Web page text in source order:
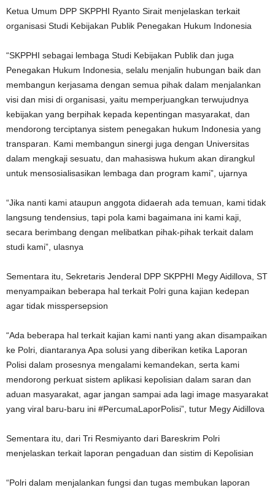
Ketua Umum DPP SKPPHI Ryanto Sirait menjelaskan terkait
organisasi Studi Kebijakan Publik Penegakan Hukum Indonesia
“SKPPHI sebagai lembaga Studi Kebijakan Publik dan juga
Penegakan Hukum Indonesia, selalu menjalin hubungan baik dan
membangun kerjasama dengan semua pihak dalam menjalankan
visi dan misi di organisasi, yaitu memperjuangkan terwujudnya
kebijakan yang berpihak kepada kepentingan masyarakat, dan
mendorong terciptanya sistem penegakan hukum Indonesia yang
transparan. Kami membangun sinergi juga dengan Universitas
dalam mengkaji sesuatu, dan mahasiswa hukum akan dirangkul
untuk mensosialisasikan lembaga dan program kami”, ujarnya
“Jika nanti kami ataupun anggota didaerah ada temuan, kami tidak
langsung tendensius, tapi pola kami bagaimana ini kami kaji,
secara berimbang dengan melibatkan pihak-pihak terkait dalam
studi kami”, ulasnya
Sementara itu, Sekretaris Jenderal DPP SKPPHI Megy Aidillova, ST
menyampaikan beberapa hal terkait Polri guna kajian kedepan
agar tidak misspersepsion
“Ada beberapa hal terkait kajian kami nanti yang akan disampaikan
ke Polri, diantaranya Apa solusi yang diberikan ketika Laporan
Polisi dalam prosesnya mengalami kemandekan, serta kami
mendorong perkuat sistem aplikasi kepolisian dalam saran dan
aduan masyarakat, agar jangan sampai ada lagi image masyarakat
yang viral baru-baru ini #PercumaLaporPolisi”, tutur Megy Aidillova
Sementara itu, dari Tri Resmiyanto dari Bareskrim Polri
menjelaskan terkait laporan pengaduan dan sistim di Kepolisian
“Polri dalam menjalankan fungsi dan tugas membukan laporan